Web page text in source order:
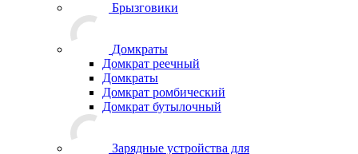
Брызговики
Домкраты
Домкрат реечный
Домкраты
Домкрат ромбический
Домкрат бутылочный
Зарядные устройства для